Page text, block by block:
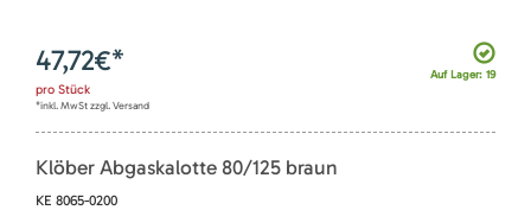
Auf Lager: 19
47,72€*
pro Stück
*inkl. MwSt zzgl. Versand
Klöber Abgaskalotte 80/125 braun
KE 8065-0200